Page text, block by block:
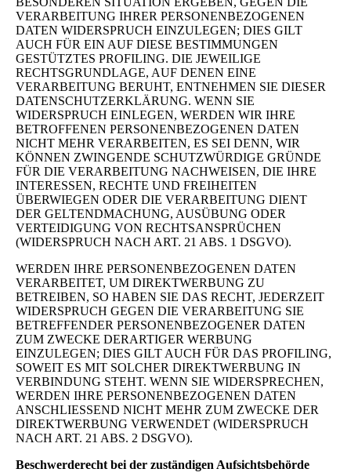
VERARBEITUNG IHRER PERSONENBEZOGENEN
DATEN WIDERSPRUCH EINZULEGEN; DIES GILT
AUCH FÜR EIN AUF DIESE BESTIMMUNGEN
GESTÜTZTES PROFILING. DIE JEWEILIGE
RECHTSGRUNDLAGE, AUF DENEN EINE
VERARBEITUNG BERUHT, ENTNEHMEN SIE DIESER
DATENSCHUTZERKLÄRUNG. WENN SIE
WIDERSPRUCH EINLEGEN, WERDEN WIR IHRE
BETROFFENEN PERSONENBEZOGENEN DATEN
NICHT MEHR VERARBEITEN, ES SEI DENN, WIR
KÖNNEN ZWINGENDE SCHUTZWÜRDIGE GRÜNDE
FÜR DIE VERARBEITUNG NACHWEISEN, DIE IHRE
INTERESSEN, RECHTE UND FREIHEITEN
ÜBERWIEGEN ODER DIE VERARBEITUNG DIENT
DER GELTENDMACHUNG, AUSÜBUNG ODER
VERTEIDIGUNG VON RECHTSANSPRÜCHEN
(WIDERSPRUCH NACH ART. 21 ABS. 1 DSGVO).
WERDEN IHRE PERSONENBEZOGENEN DATEN
VERARBEITET, UM DIREKTWERBUNG ZU
BETREIBEN, SO HABEN SIE DAS RECHT, JEDERZEIT
WIDERSPRUCH GEGEN DIE VERARBEITUNG SIE
BETREFFENDER PERSONENBEZOGENER DATEN
ZUM ZWECKE DERARTIGER WERBUNG
EINZULEGEN; DIES GILT AUCH FÜR DAS PROFILING,
SOWEIT ES MIT SOLCHER DIREKTWERBUNG IN
VERBINDUNG STEHT. WENN SIE WIDERSPRECHEN,
WERDEN IHRE PERSONENBEZOGENEN DATEN
ANSCHLIESSEND NICHT MEHR ZUM ZWECKE DER
DIREKTWERBUNG VERWENDET (WIDERSPRUCH
NACH ART. 21 ABS. 2 DSGVO).
Beschwerderecht bei der zuständigen Aufsichtsbehörde